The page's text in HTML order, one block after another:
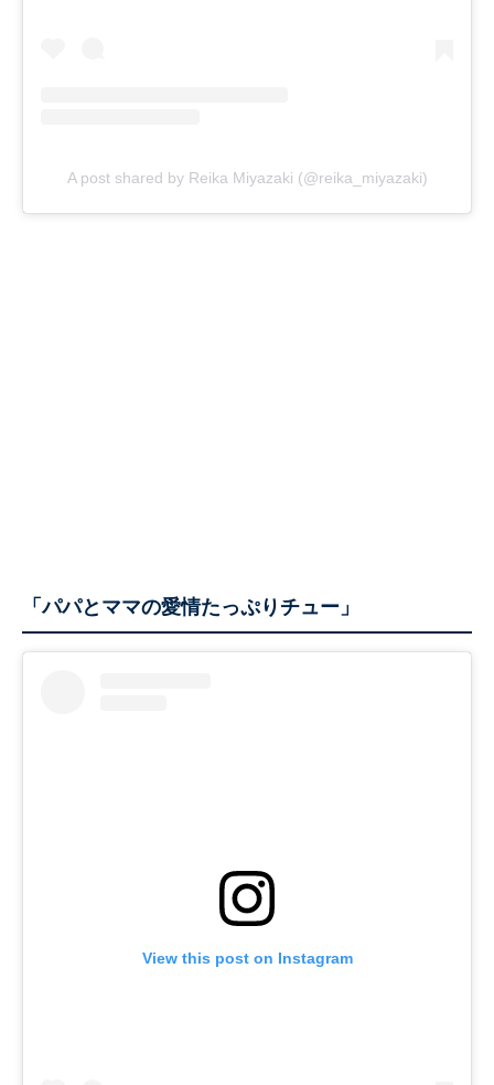
A post shared by Reika Miyazaki (@reika_miyazaki)
「パパとママの愛情たっぷりチュー」
View this post on Instagram